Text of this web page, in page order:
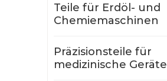
Teile für Erdöl- und
Chemiemaschinen
Präzisionsteile für
medizinische Geräte